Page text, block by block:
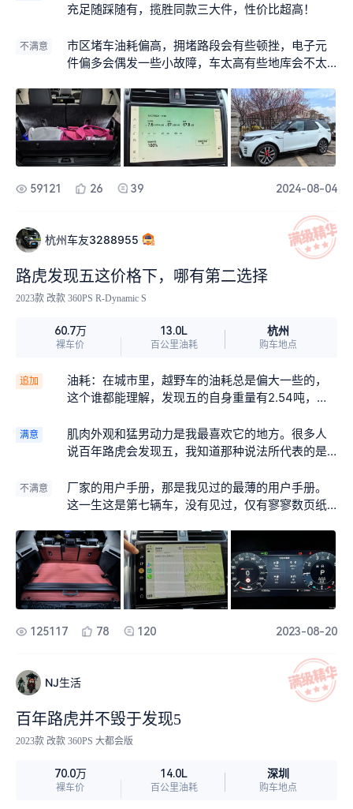
充足随踩随有，揽胜同款三大件，性价比超高！
不满意
市区堵车油耗偏高，拥堵路段会有些顿挫，电子元
件偏多会偶发一些小故障，车太高有些地库会不太
59121 26 39 2024-08-04
杭州车友3288955
路虎发现五这价格下，哪有第二选择
2023款 改款 360PS R-Dynamic S
60.7万
裸车价
13.0L
百公里油耗
杭州
购车地点
追加
油耗：在城市里，越野车的油耗总是偏大一些的，
这个谁都能理解，发现五的自身重量有2.54吨，比
油，完全是可以理解的，看道路情况。但是这车在
高速公路上，只要平稳的运行着，油耗就比想象的
油耗就和它分量和体积差不多的兰德酷路泽有的一
比，一般来说会比兰德酷路泽油耗低35~40%的样
进入甘南，走了洛克之路，到扎尕那，走了小独
库，走诺尔盖，进四川到阿坝县，从阿坝县到壤塘
县，再走石头道路，到子梅垭口，看贡嘎雪山，出
来后，奔理塘走格聂南线，到巴塘，经德钦，芒
康，经香格里拉，去往四川省的攀枝花市，然后回
程。整个行程7700多公里。 So最后一段350公里遭
遇强大的堵车，这一段高速路走了八个半小时。就
这样的情况下，所有的路程综合的油耗在9.3。 尽管
车上只有两个人，但是吃喝拉撒包括被子都是带齐
了的，所以车上的装载东西是很多的，超市四个大
号购物车必须满满的。 1万公里了，要做保养了，保
养的价钱也是比较辣眼睛的，1790大米。这台3.0的
发动机需要八升机油。好在买车的时候赠送了终身
满意
肌肉外观和猛男动力是我最喜欢它的地方。很多人
说百年路虎会发现五，我知道那种说法所代表的是
史当中他一直以来的外观被改变了。尽管我也认为
发现是的确也蛮好看的，但这只是曾经，曾经觉得
发现五还是比发现四要好看。去路店看车，那是因
为其他的城市suv，已经不能让我掏钱了。大众系列
的，无论是途锐也好，奥迪q 7也好，他们都太城市
化了，所以压根儿不用去看了。就在城市化一些也
没问题，因为现在的道路在大多数情况下都还是能
够让城市suv走得好好的，那还可以看奔驰的GLE。
看了奔驰的GLE，车子的外观还可以进到车内那四
个烟囱。要说这就是豪华，我是接受不了。发现五
是唯一一个在这样的配置情况下的选择，没有第二
选项。 发现五的动力，操控，以及静谧，都做得不
错。厂家还特意保留了发动机声浪。
不满意
厂家的用户手册，那是我见过的最薄的用户手册。
这一生这是第七辆车，没有见过，仅有寥寥数页纸
这iguide也是很差。比如说，你要把备胎放下来，
你想找iguide看一下，如何把备胎放下来，没那内
容。如果说这个内容的级别不高，没能引起厂家的
注意，那也就算了，但是那些级别很高的那种，厂
家的iguide同样不会给。 任何一台车都会有一个手
刹。进入电子时代会有一个电子手刹。电子手刹的
是看了发现五的操作界面缺少这样一个字符的按
钮。 iguide也没有相关内容 。跟4 s店考证了一
下，从17年新款出来之后，到现在我买的这一款，
中间有好几个小改款。每一款电子手刹的位置和外
观结构都不一样。这都不一样的情况下，我买的车
对我来说就是唯一，那我这个车我怎么使用这个
键，你总要给我一个说明。很抱歉，厂家做的说明
书，不管是在网上的也好，是纸质的也好，都不会
给你这样一个说明。那我的问题来了，你这车要全
125117 78 120 2023-08-20
NJ生活
百年路虎并不毁于发现5
2023款 改款 360PS 大都会版
70.0万
裸车价
14.0L
百公里油耗
深圳
购车地点